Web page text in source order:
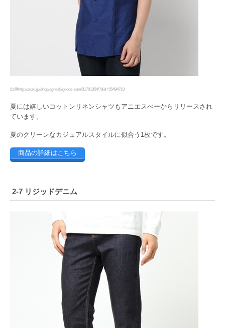
出典http://zozo.jp/shop/agnesb/goods-sale/31701354/?did=55494710
夏には嬉しいコットンリネンシャツもアニエスべーからリリースされ
ています。
夏のクリーンなカジュアルスタイルに似合う1枚です。
商品の詳細はこちら
2-7 リジッドデニム